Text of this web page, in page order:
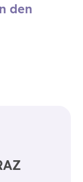
den